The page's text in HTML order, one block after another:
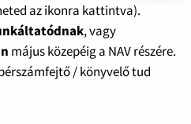
az ikonra kattintva).
, vagy
május közepéig a NAV részére.
/ könyvelő tud